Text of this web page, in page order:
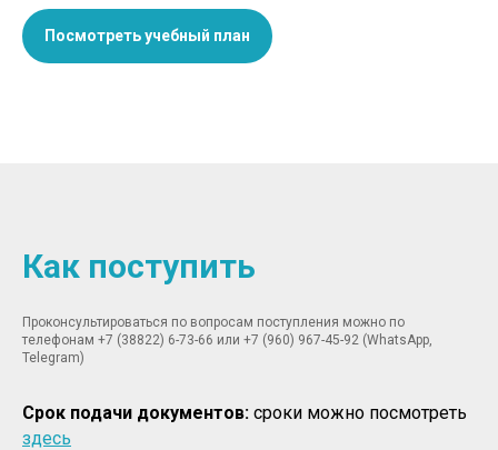
Посмотреть учебный план
Как поступить
Проконсультироваться по вопросам поступления можно по
телефонам +7 (38822) 6-73-66 или +7 (960) 967-45-92 (WhatsApp,
Telegram)
Срок подачи документов: сроки можно посмотреть
здесь